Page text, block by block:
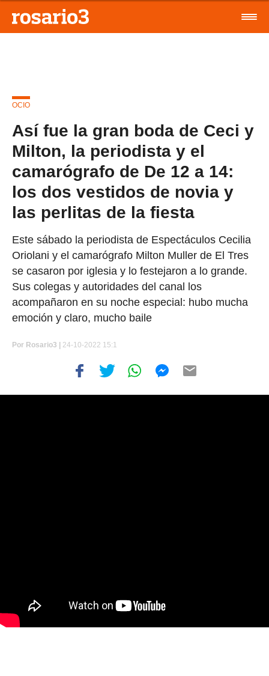
OCIO
Así fue la gran boda de Ceci y
Milton, la periodista y el
camarógrafo de De 12 a 14:
los dos vestidos de novia y
las perlitas de la fiesta
Este sábado la periodista de Espectáculos Cecilia
Oriolani y el camarógrafo Milton Muller de El Tres
se casaron por iglesia y lo festejaron a lo grande.
Sus colegas y autoridades del canal los
acompañaron en su noche especial: hubo mucha
emoción y claro, mucho baile
Por Rosario3 | 24-10-2022 15:1